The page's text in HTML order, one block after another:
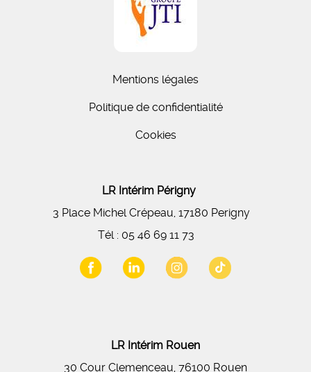
Mentions légales
Politique de confidentialité
Cookies
LR Intérim Périgny
3 Place Michel Crépeau, 17180 Perigny
Tél : 05 46 69 11 73
LR Intérim Rouen
30 Cour Clemenceau, 76100 Rouen